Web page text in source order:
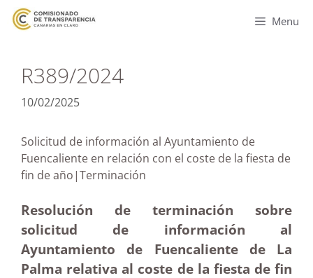
Menu
R389/2024
10/02/2025
Solicitud de información al Ayuntamiento de
Fuencaliente en relación con el coste de la fiesta de
fin de año|Terminación
Resolución de terminación sobre
solicitud de información al
Ayuntamiento de Fuencaliente de La
Palma relativa al coste de la fiesta de fin